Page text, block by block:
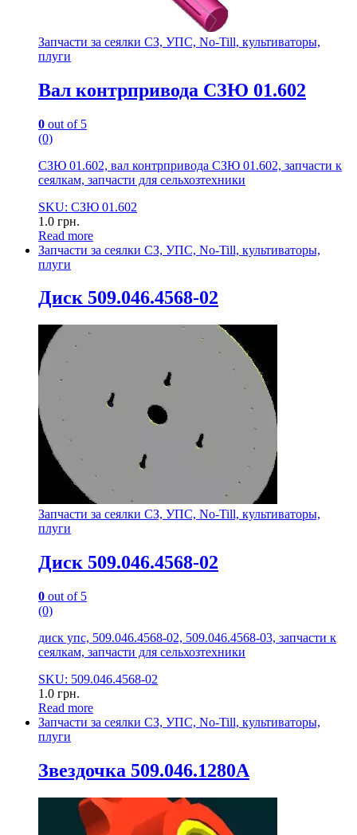
Запчасти за сеялки СЗ, УПС, No-Till, культиваторы,
плуги
Вал контрпривода СЗЮ 01.602
0 out of 5
(0)
СЗЮ 01.602, вал контрпривода СЗЮ 01.602, запчасти к
сеялкам, запчасти для сельхозтехники
SKU: СЗЮ 01.602
1.0 грн.
Read more
Запчасти за сеялки СЗ, УПС, No-Till, культиваторы,
плуги
Диск 509.046.4568-02
Запчасти за сеялки СЗ, УПС, No-Till, культиваторы,
плуги
Диск 509.046.4568-02
0 out of 5
(0)
диск упс, 509.046.4568-02, 509.046.4568-03, запчасти к
сеялкам, запчасти для сельхозтехники
SKU: 509.046.4568-02
1.0 грн.
Read more
Запчасти за сеялки СЗ, УПС, No-Till, культиваторы,
плуги
Звездочка 509.046.1280А